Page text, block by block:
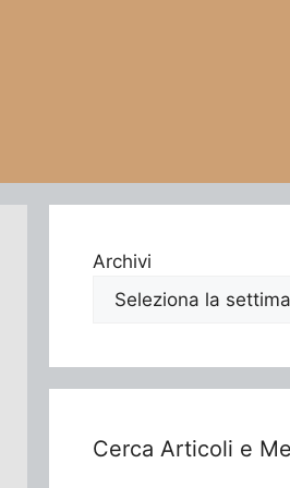
Archivi
Cerca Articoli e